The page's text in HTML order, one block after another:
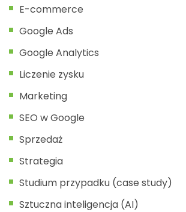
E-commerce
Google Ads
Google Analytics
Liczenie zysku
Marketing
SEO w Google
Sprzedaż
Strategia
Studium przypadku (case study)
Sztuczna inteligencja (AI)